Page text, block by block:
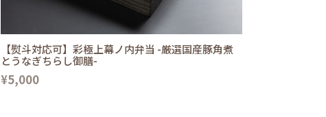
【熨斗対応可】彩極上幕ノ内弁当 -厳選国産豚角煮
とうなぎちらし御膳-
¥5,000